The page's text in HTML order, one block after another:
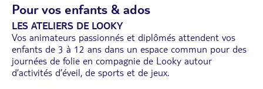
Pour vos enfants & ados
LES ATELIERS DE LOOKY
Vos animateurs passionnés et diplômés attendent vos
enfants de 3 à 12 ans dans un espace commun pour des
journées de folie en compagnie de Looky autour
d’activités d’éveil, de sports et de jeux.